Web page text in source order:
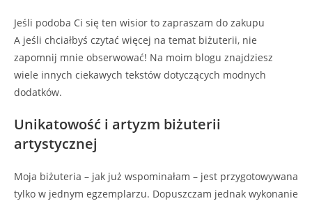
Jeśli podoba Ci się ten wisior to zapraszam do zakupu
A jeśli chciałbyś czytać więcej na temat biżuterii, nie
zapomnij mnie obserwować! Na moim blogu znajdziesz
wiele innych ciekawych tekstów dotyczących modnych
dodatków.
Unikatowość i artyzm biżuterii
artystycznej
Moja biżuteria – jak już wspominałam – jest przygotowywana
tylko w jednym egzemplarzu. Dopuszczam jednak wykonanie